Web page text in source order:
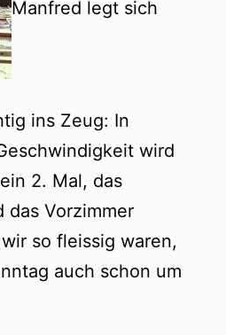
Manfred legt sich
ins Zeug: In
wird
2. Mal, das
das Vorzimmer
so fleissig waren,
auch schon um